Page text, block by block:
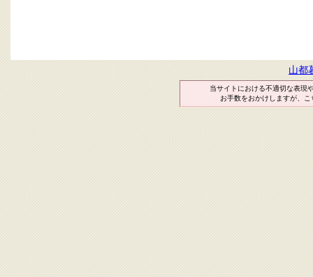
山都
当サイトにおける不適切な表現
お手数をおかけしますが、こ